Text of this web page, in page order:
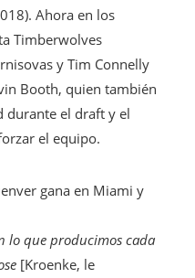
Ahora en los
Timberwolves
y Tim Connelly
Booth, quien también
durante el draft y el
el equipo.
gana en Miami y
lo que producimos cada
[Kroenke, le